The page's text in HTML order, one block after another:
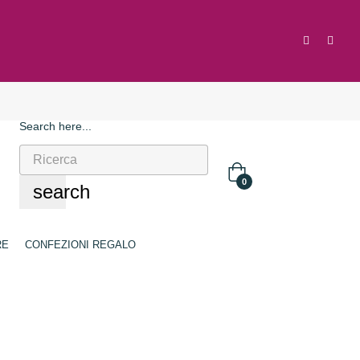
Search here...
search 0
CONFEZIONI REGALO